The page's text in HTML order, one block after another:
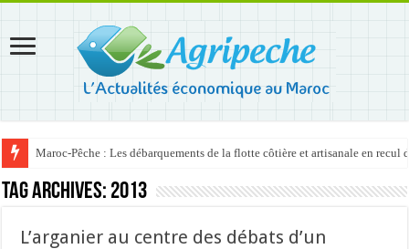
Maroc-Pêche : Les débarquements de la flotte côtière et artisanale en recul
Tag Archives: 2013
L’arganier au centre des débats d’un